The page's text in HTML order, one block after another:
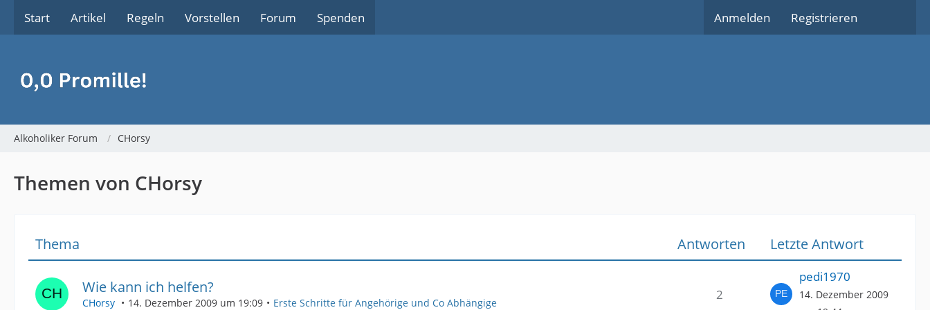
Start Artikel Regeln Vorstellen Forum Spenden Anmelden Registrieren
Alkoholiker Forum CHorsy
Themen von CHorsy
Thema Antworten Letzte Antwort
Wie kann ich helfen?
CHorsy 14. Dezember 2009 um 19:09 Erste Schritte für Angehörige und Co Abhängige
2
pedi1970
14. Dezember 2009